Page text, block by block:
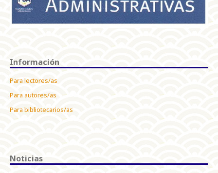
Información
Para lectores/as
Para autores/as
Para bibliotecarios/as
Noticias